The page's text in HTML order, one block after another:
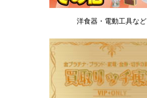
洋食器・電動工具など